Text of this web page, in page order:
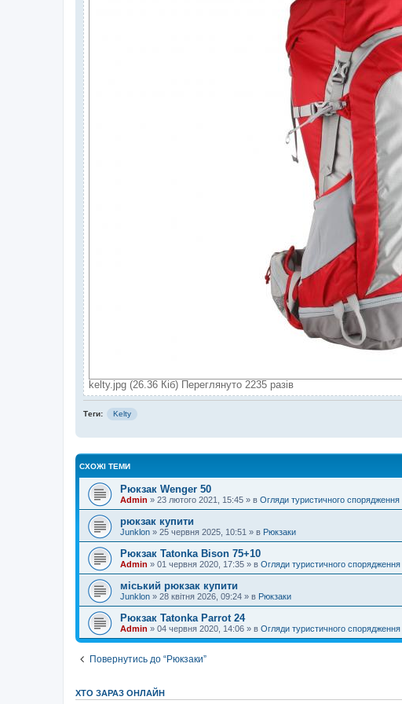
kelty.jpg (26.36 Кіб) Переглянуто 2235 разів
Теги: Kelty
СХОЖІ ТЕМИ
Рюкзак Wenger 50
Admin » 23 лютого 2021, 15:45 » в Огляди туристичного спорядження
рюкзак купити
Junklon » 25 червня 2025, 10:51 » в Рюкзаки
Рюкзак Tatonka Bison 75+10
Admin » 01 червня 2020, 17:35 » в Огляди туристичного спорядження
міський рюкзак купити
Junklon » 28 квітня 2026, 09:24 » в Рюкзаки
Рюкзак Tatonka Parrot 24
Admin » 04 червня 2020, 14:06 » в Огляди туристичного спорядження
Повернутись до “Рюкзаки”
ХТО ЗАРАЗ ОНЛАЙН